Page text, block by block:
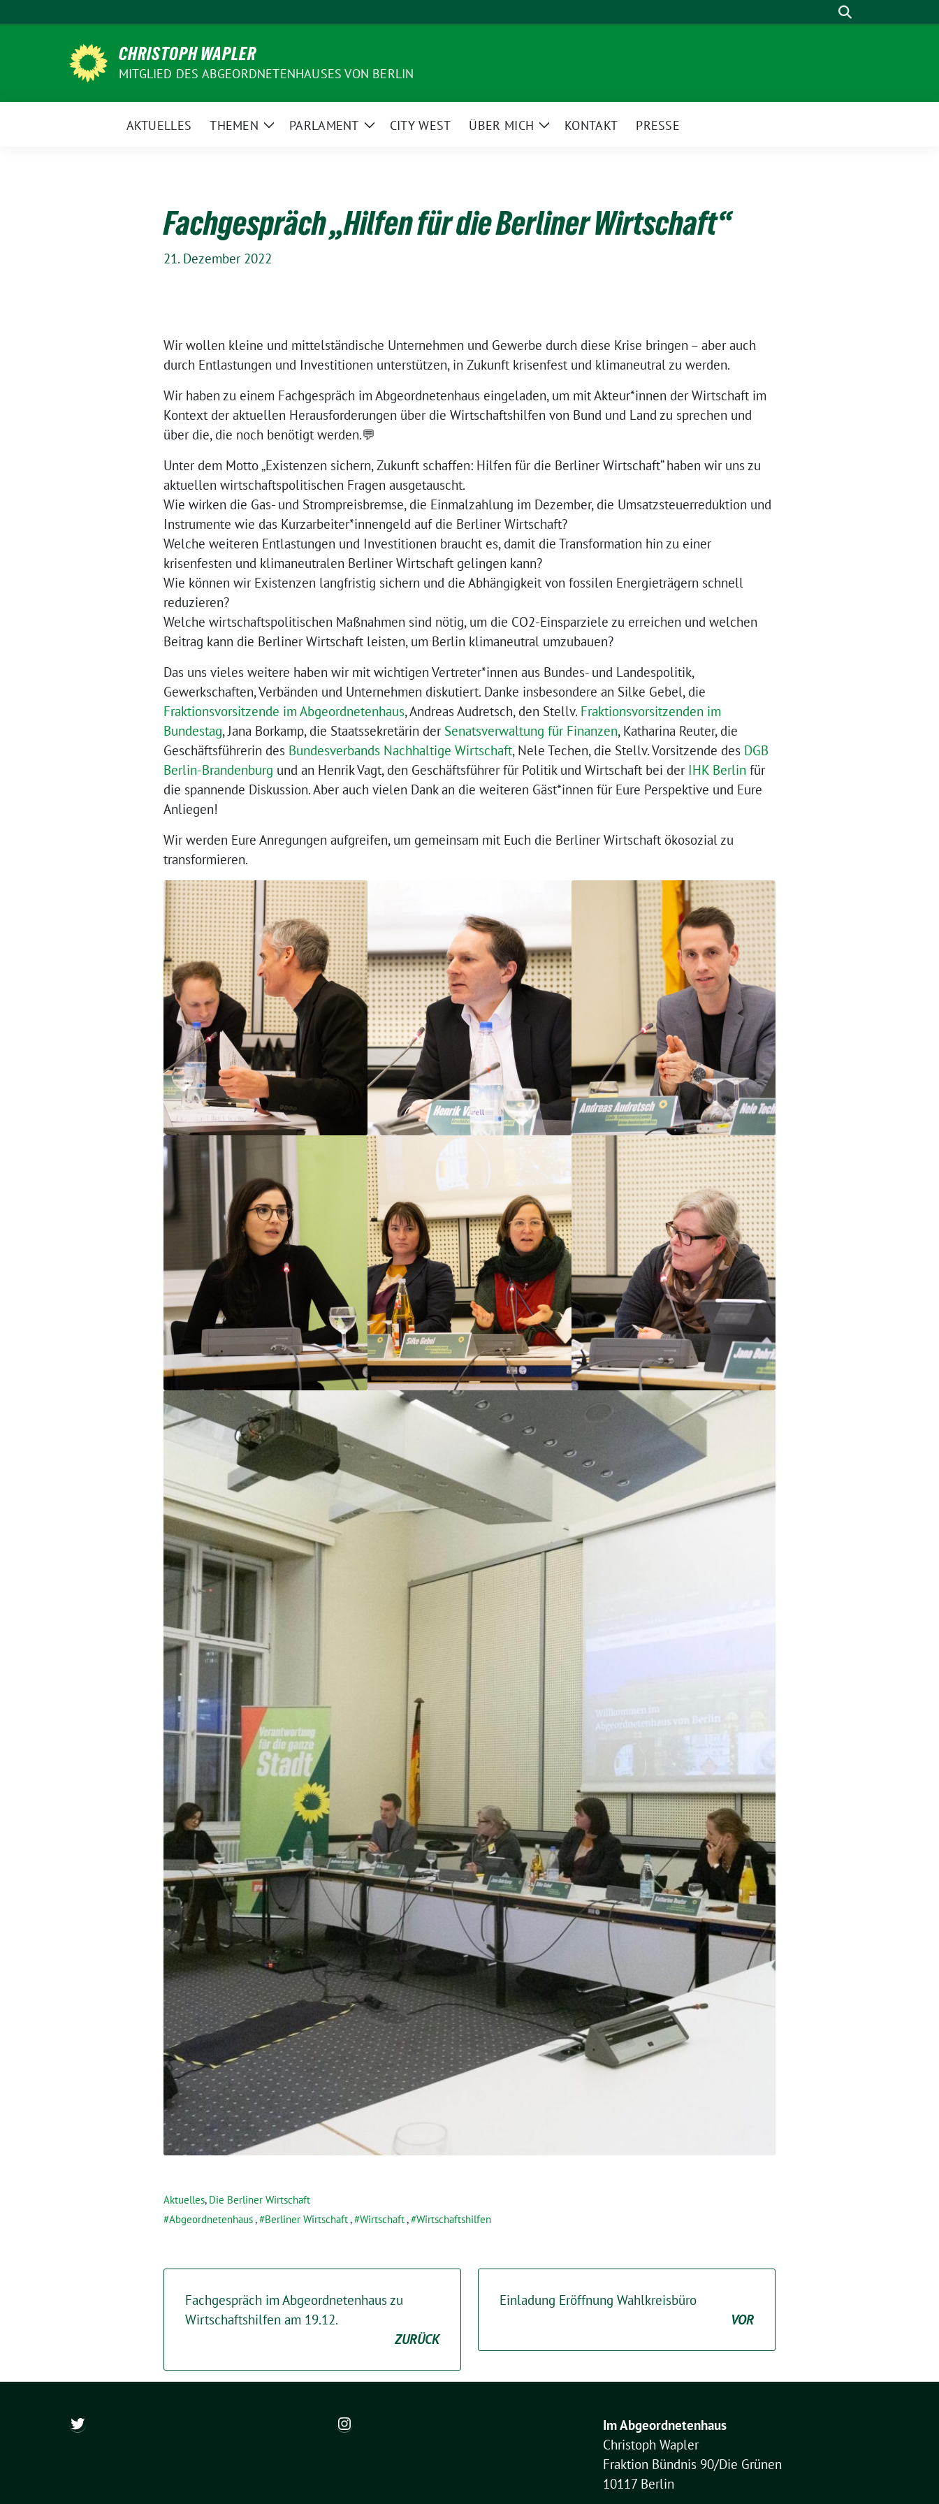
zum
Suche
CHRISTOPH WAPLER
MITGLIED DES ABGEORDNETENHAUSES VON BERLIN
AKTUELLES THEMEN
ZeigePARLAMENT
ZeigeCITY WEST ÜBER MICH
ZeigeKONTAKT PRESSE
Fachgespräch „Hilfen für die Berliner Wirtschaft“
21. Dezember 2022
Wir wollen kleine und mittelständische Unternehmen und Gewerbe durch diese Krise bringen – aber auch
durch Entlastungen und Investitionen unterstützen, in Zukunft krisenfest und klimaneutral zu werden.
Wir haben zu einem Fachgespräch im Abgeordnetenhaus eingeladen, um mit Akteur*innen der Wirtschaft im
Kontext der aktuellen Herausforderungen über die Wirtschaftshilfen von Bund und Land zu sprechen und
über die, die noch benötigt werden.💬
Unter dem Motto „Existenzen sichern, Zukunft schaffen: Hilfen für die Berliner Wirtschaft“ haben wir uns zu
aktuellen wirtschaftspolitischen Fragen ausgetauscht.
Wie wirken die Gas- und Strompreisbremse, die Einmalzahlung im Dezember, die Umsatzsteuerreduktion und
Instrumente wie das Kurzarbeiter*innengeld auf die Berliner Wirtschaft?
Welche weiteren Entlastungen und Investitionen braucht es, damit die Transformation hin zu einer
krisenfesten und klimaneutralen Berliner Wirtschaft gelingen kann?
Wie können wir Existenzen langfristig sichern und die Abhängigkeit von fossilen Energieträgern schnell
reduzieren?
Welche wirtschaftspolitischen Maßnahmen sind nötig, um die CO2-Einsparziele zu erreichen und welchen
Beitrag kann die Berliner Wirtschaft leisten, um Berlin klimaneutral umzubauen?
Das uns vieles weitere haben wir mit wichtigen Vertreter*innen aus Bundes- und Landespolitik,
Gewerkschaften, Verbänden und Unternehmen diskutiert. Danke insbesondere an Silke Gebel, die
Fraktionsvorsitzende im Abgeordnetenhaus, Andreas Audretsch, den Stellv. Fraktionsvorsitzenden im
Bundestag, Jana Borkamp, die Staatssekretärin der Senatsverwaltung für Finanzen, Katharina Reuter, die
Geschäftsführerin des Bundesverbands Nachhaltige Wirtschaft, Nele Techen, die Stellv. Vorsitzende des DGB
Berlin-Brandenburg und an Henrik Vagt, den Geschäftsführer für Politik und Wirtschaft bei der IHK Berlin für
die spannende Diskussion. Aber auch vielen Dank an die weiteren Gäst*innen für Eure Perspektive und Eure
Anliegen!
Wir werden Eure Anregungen aufgreifen, um gemeinsam mit Euch die Berliner Wirtschaft ökosozial zu
transformieren.
Aktuelles, Die Berliner Wirtschaft
Abgeordnetenhaus, Berliner Wirtschaft, Wirtschaft, Wirtschaftshilfen
Fachgespräch im Abgeordnetenhaus zu
Wirtschaftshilfen am 19.12.
ZURÜCK
Einladung Eröffnung Wahlkreisbüro
VOR
@ch_wapler Instagram
Im Abgeordnetenhaus
Christoph Wapler
Fraktion Bündnis 90/Die Grünen
10117 Berlin